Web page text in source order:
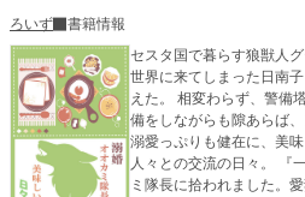
ろいず
書籍情報
セスタ国で暮らす狼獣人
世界に来てしまった日南
えた。 相変わらず、警備
備をしながらも隙あらば
溺愛っぷりも健在に、美
人々との交流の日々。 『一般庶民のお弁当屋さんは、オオカ
ミ隊長に拾われました。